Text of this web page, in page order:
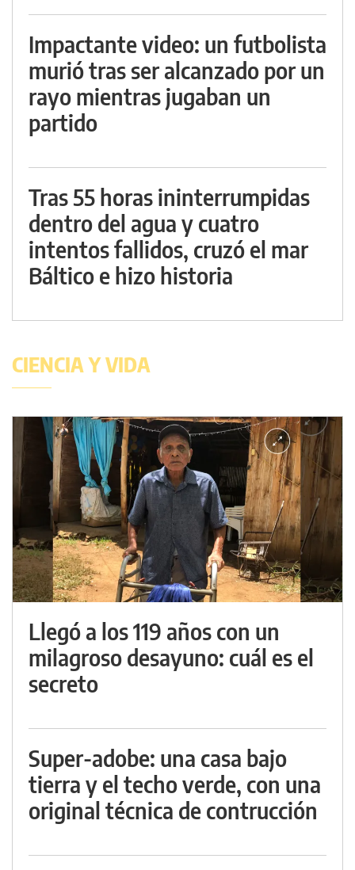
Impactante video: un futbolista
murió tras ser alcanzado por un
rayo mientras jugaban un
partido
Tras 55 horas ininterrumpidas
dentro del agua y cuatro
intentos fallidos, cruzó el mar
Báltico e hizo historia
CIENCIA Y VIDA
Llegó a los 119 años con un
milagroso desayuno: cuál es el
secreto
Super-adobe: una casa bajo
tierra y el techo verde, con una
original técnica de contrucción